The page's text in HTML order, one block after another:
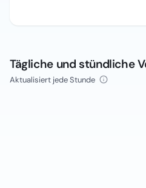
Tägliche und stündliche
Aktualisiert jede Stunde